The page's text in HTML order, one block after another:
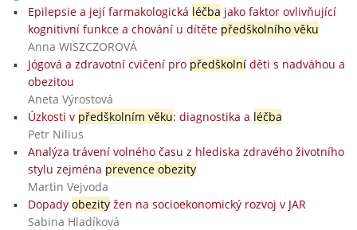
Epilepsie a její farmakologická léčba jako faktor ovlivňující
kognitivní funkce a chování u dítěte předškolního věku
Anna WISZCZOROVÁ
Jógová a zdravotní cvičení pro předškolníděti s nadváhou a
obezitou
Aneta Výrostová
Úzkosti v předškolním věku: diagnostika a léčba
Petr Nilius
Analýza trávení volného času z hlediska zdravého životního
stylu zejména prevence obezity
Martin Vejvoda
Dopady obezityžen na socioekonomický rozvoj v JAR
Sabina Hladíková